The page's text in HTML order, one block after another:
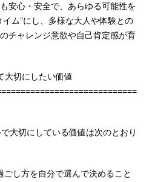
安心・安全で、あらゆる可能性を
ム”にし、多様な大人や体験との
チャレンジ意欲や自己肯定感が育
大切にしたい価値
大切にしている価値は次のとおり
ごし方を自分で選んで決めること